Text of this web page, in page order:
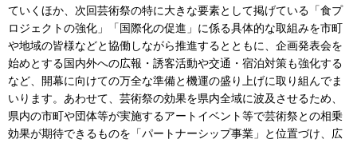
ていくほか、次回芸術祭の特に大きな要素として掲げている「食プ
ロジェクトの強化」「国際化の促進」に係る具体的な取組みを市町
や地域の皆様などと協働しながら推進するとともに、企画発表会を
始めとする国内外への広報・誘客活動や交通・宿泊対策も強化する
など、開幕に向けての万全な準備と機運の盛り上げに取り組んでま
いります。あわせて、芸術祭の効果を県内全域に波及させるため、
県内の市町や団体等が実施するアートイベント等で芸術祭との相乗
効果が期待できるものを「パートナーシップ事業」と位置づけ、広